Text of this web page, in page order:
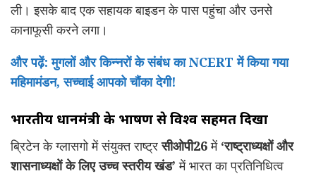
ली। इसके बाद एक सहायक बाइडन के पास पहुंचा और उनसे
कानाफूसी करने लगा।
और पढ़ें: मुगलों और किन्नरों के संबंध का NCERT में किया गया
महिमामंडन, सच्चाई आपको चौंका देगी!
भारतीय प्रधानमंत्री के भाषण से विश्व सहमत दिखा
ब्रिटेन के ग्लासगो में संयुक्त राष्ट्रसीओपी26में ‘राष्ट्राध्यक्षों और
शासनाध्यक्षों के लिए उच्च स्तरीय खंड’ में भारत का प्रतिनिधित्व